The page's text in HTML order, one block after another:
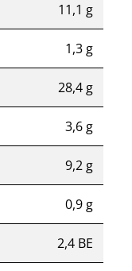
11,1 g
1,3 g
28,4 g
3,6 g
9,2 g
0,9 g
2,4 BE